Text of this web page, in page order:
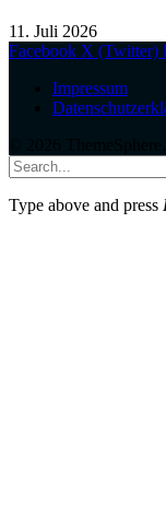
11. Juli 2026
Facebook X (Twitter)
Impressum
Type above and press